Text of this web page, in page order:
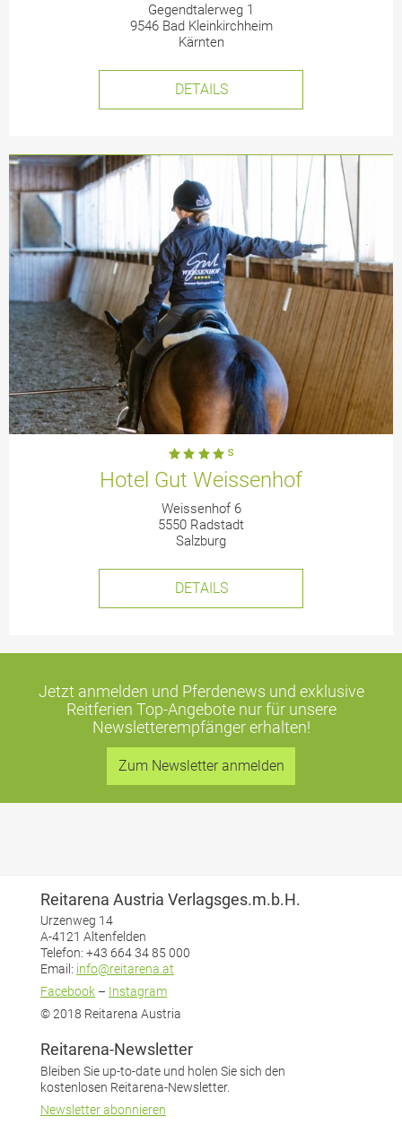
Gegendtalerweg 1
9546 Bad Kleinkirchheim
Kärnten
DETAILS
Hotel Gut Weissenhof
Weissenhof 6
5550 Radstadt
Salzburg
DETAILS
Jetzt anmelden und Pferdenews und exklusive
Reitferien Top-Angebotenur für unsere
Newsletterempfänger erhalten!
Zum Newsletter anmelden
Reitarena Austria Verlagsges.m.b.H.
Urzenweg 14
A-4121 Altenfelden
Telefon: +43 664 34 85 000
Email: info@reitarena.at
Facebook – Instagram
© 2018 Reitarena Austria
Reitarena-Newsletter
Bleiben Sie up-to-date und holen Sie sich den
kostenlosen Reitarena-Newsletter.
Newsletter abonnieren